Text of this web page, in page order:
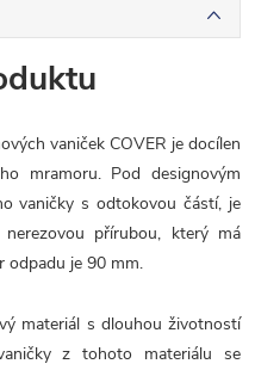
vaniček COVER je docílen
mramoru. Pod designovým
vaničky s odtokovou částí, je
přírubou, který má
odpadu je 90 mm.
materiál s dlouhou životností
z tohoto materiálu se